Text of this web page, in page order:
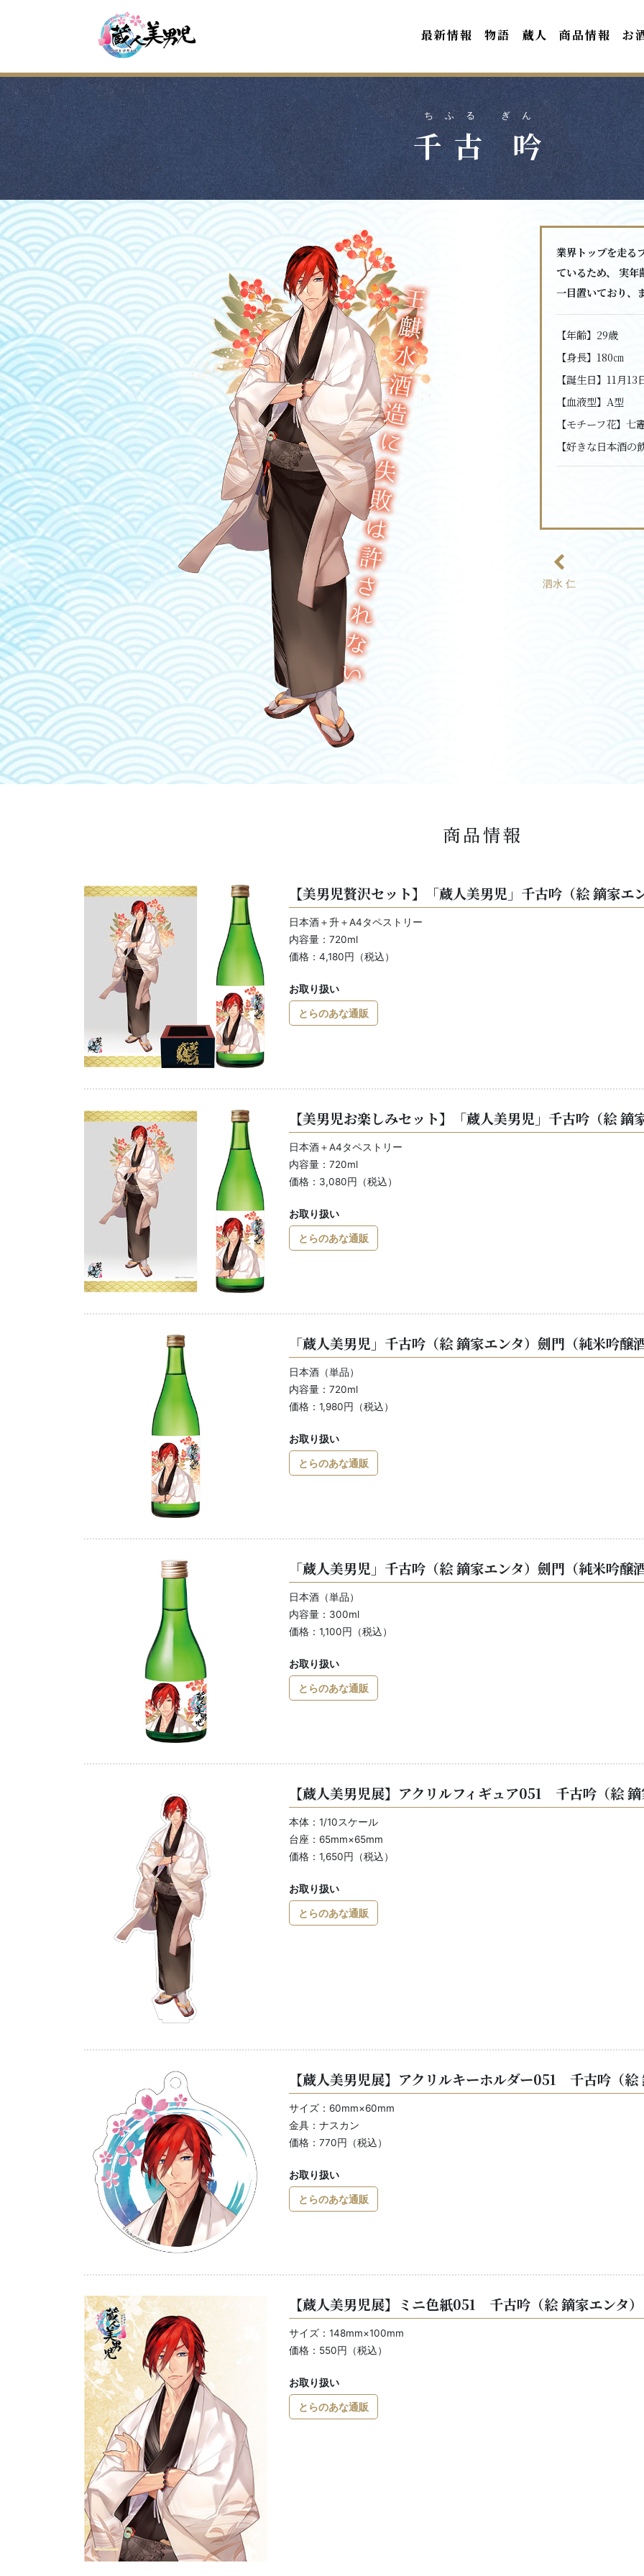
最新情報 物語 蔵人 商品情報 お
ちふる ぎん
千古 吟
業界トップを走る
ているため、 実
一目置いており、
【年齢】 29歳
【身長】 180㎝
【誕生日】 11月13
【血液型】 A型
【モチーフ花】 七
【好きな日本酒の
泗水 仁
商品情報
【美男児贅沢セット】「蔵人美男児」千古吟（絵 鏑家エ
日本酒＋升＋A4タペストリー
内容量：720ml
価格：4,180円（税込）
お取り扱い
とらのあな通販
【美男児お楽しみセット】「蔵人美男児」千古吟（絵 鏑
日本酒＋A4タペストリー
内容量：720ml
価格：3,080円（税込）
お取り扱い
とらのあな通販
「蔵人美男児」千古吟（絵 鏑家エンタ）劍門（純米吟
日本酒（単品）
内容量：720ml
価格：1,980円（税込）
お取り扱い
とらのあな通販
「蔵人美男児」千古吟（絵 鏑家エンタ）劍門（純米吟
日本酒（単品）
内容量：300ml
価格：1,100円（税込）
お取り扱い
とらのあな通販
【蔵人美男児展】アクリルフィギュア051 千古吟（絵
本体：1/10スケール
台座：65mm×65mm
価格：1,650円（税込）
お取り扱い
とらのあな通販
【蔵人美男児展】アクリルキーホルダー051 千古吟（絵
サイズ：60mm×60mm
金具：ナスカン
価格：770円（税込）
お取り扱い
とらのあな通販
【蔵人美男児展】ミニ色紙051 千古吟（絵 鏑家エンタ）
サイズ：148mm×100mm
価格：550円（税込）
お取り扱い
とらのあな通販